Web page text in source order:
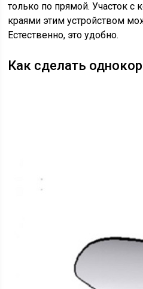
только по прямой. Участок
краями этим устройством
Естественно, это удобно.
Как сделать